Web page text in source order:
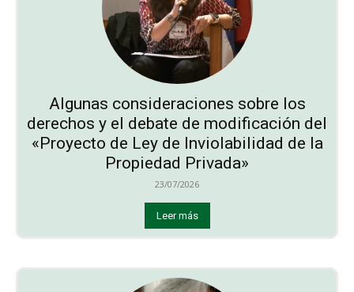
Algunas consideraciones sobre los
derechos y el debate de modificación del
«Proyecto de Ley de Inviolabilidad de la
Propiedad Privada»
23/07/2026
Leer más